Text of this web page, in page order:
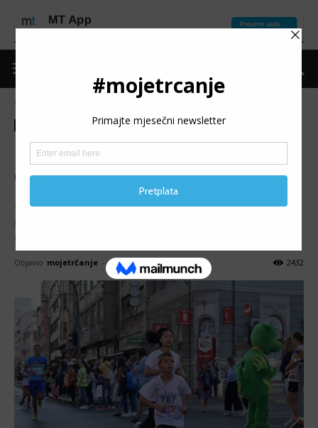
Ostalo
Događaji i rezultati koji su
obilježili bh. trkačku 2018.
I prethodne godine smo bili redovno uz vas nastojeći,
prema našim mogućnostima, ispratiti sva, prvenstveno
domaća, trkačka dešavanja.
Objavio mojetrčanje - 07/01/2019 2432